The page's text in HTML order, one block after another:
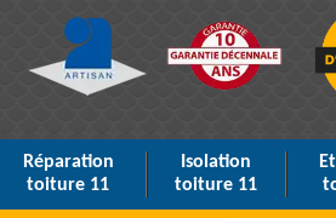
Réparation
toiture 11
Isolation
toiture 11